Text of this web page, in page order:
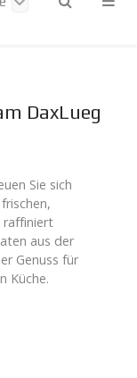
DaxLueg
Sie sich
raffiniert
aus der
Genuss für
Küche.